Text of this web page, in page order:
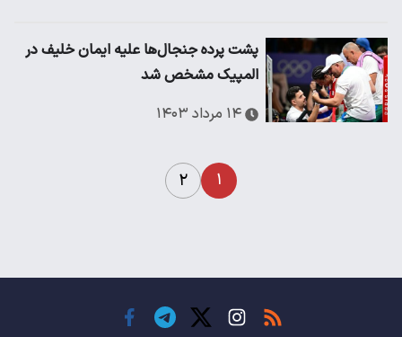
پشت پرده جنجال‌ها علیه ایمان خلیف در
المپیک مشخص شد
۱۴ مرداد ۱۴۰۳
۱ ۲